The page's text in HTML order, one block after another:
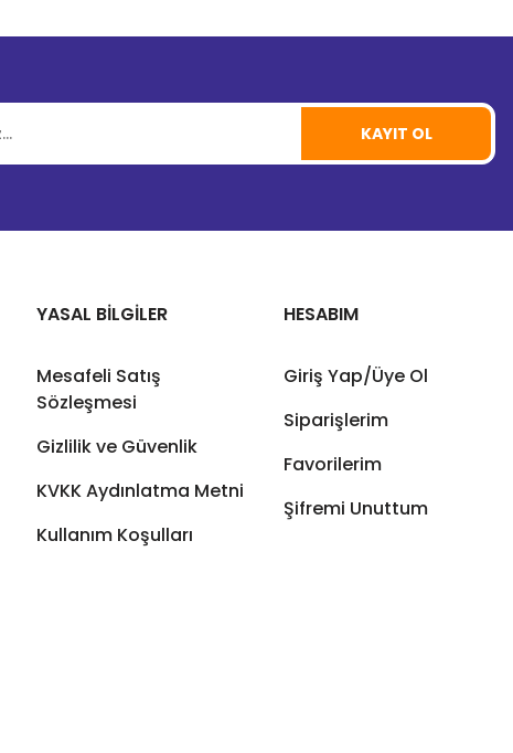
KAYIT OL
YASAL BİLGİLER
Mesafeli Satış
Sözleşmesi
Gizlilik ve Güvenlik
KVKK Aydınlatma Metni
Kullanım Koşulları
HESABIM
Giriş Yap/Üye Ol
Siparişlerim
Favorilerim
Şifremi Unuttum